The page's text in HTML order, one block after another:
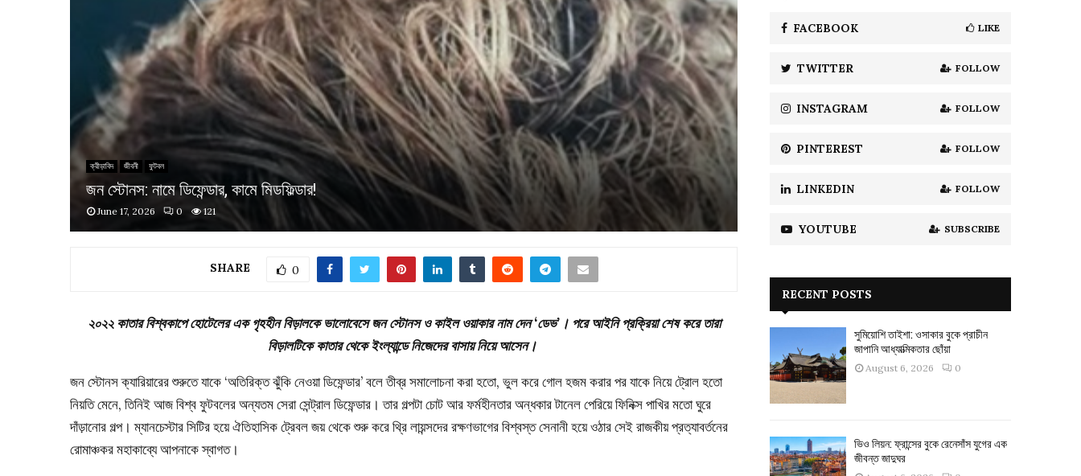
ক্রীড়াবিদ জীবনী ফুটবল
জন স্টোনস: নামে ডিফেন্ডার, কামে মিডফিল্ডার!
June 17, 2026 0 121
SHARE 0
২০২২ কাতার বিশ্বকাপে হোটেলের এক গৃহহীন বিড়ালকে ভালোবেসে জন স্টোনস ও কাইল ওয়াকার নাম দেন ‘ডেভ’। পরে আইনি প্রক্রিয়া শেষ করে তারা
বিড়ালটিকে কাতার থেকে ইংল্যান্ডে নিজেদের বাসায় নিয়ে আসেন।
জন স্টোনস ক্যারিয়ারের শুরুতে যাকে ‘অতিরিক্ত ঝুঁকি নেওয়া ডিফেন্ডার’ বলে তীব্র সমালোচনা করা হতো, ভুল করে গোল হজম করার পর যাকে নিয়ে ট্রোল হতো
নিয়তি মেনে, তিনিই আজ বিশ্ব ফুটবলের অন্যতম সেরা সেন্ট্রাল ডিফেন্ডার। তার গল্পটা চোট আর ফর্মহীনতার অন্ধকার টানেল পেরিয়ে ফিনিক্স পাখির মতো ঘুরে
দাঁড়ানোর গল্প। ম্যানচেস্টার সিটির হয়ে ঐতিহাসিক ট্রেবল জয় থেকে শুরু করে থ্রি লায়ন্সদের রক্ষণভাগের বিশ্বস্ত সেনানী হয়ে ওঠার সেই রাজকীয় প্রত্যাবর্তনের
রোমাঞ্চকর মহাকাব্যে আপনাকে স্বাগত।
C
H
FACEBOOK LIKE
TWITTER FOLLOW
INSTAGRAM FOLLOW
PINTEREST FOLLOW
LINKEDIN FOLLOW
YOUTUBE SUBSCRIBE
RECENT POSTS
সুমিয়োশি তাইশা: ওসাকার বুকে প্রাচীন
জাপানি আধ্যাত্মিকতার ছোঁয়া
August 6, 2026 0
ভিও লিয়ন: ফ্রান্সের বুকে রেনেসাঁস যুগের এক
জীবন্ত জাদুঘর